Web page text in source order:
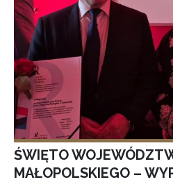
ŚWIĘTO
MAŁOPOLSKIEGO –